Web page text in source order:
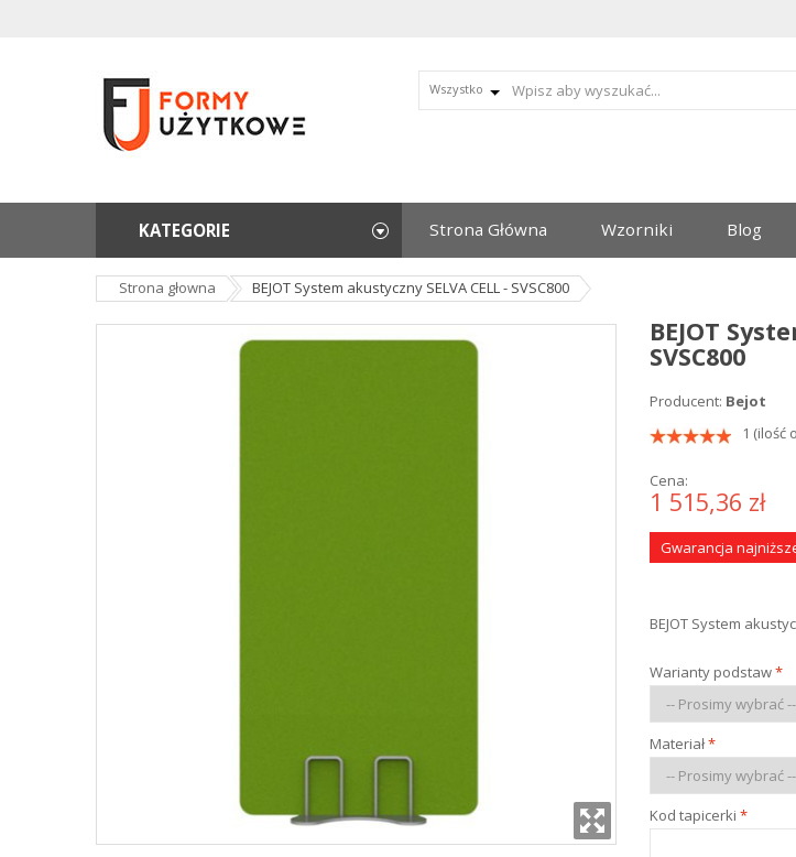
Wszystko
Strona Główna Wzorniki Blog
KATEGORIE
Strona głowna BEJOT System akustyczny SELVA CELL - SVSC800
BEJOT
SVSC800
Producent: Bejot
1 (ilość
Cena:
1 515,36 zł
Gwarancja
BEJOT System
Warianty podstaw*
Materiał*
Kod tapicerki *